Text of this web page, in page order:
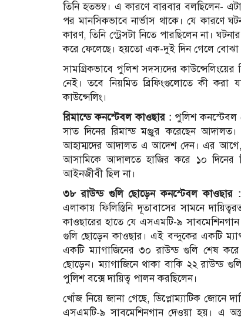
তিনি হতভম্ব। এ কারণে বারবার বলছিলেন-
পর মানসিকভাবে নার্ভাস থাকে। যে কারণে
কারণ, তিনি স্ট্রেসটা নিতে পারছিলেন না।
করে ফেলেছে। হয়তো এক-দুই দিন গেলে বোঝা
সামগ্রিকভাবে পুলিশ সদস্যদের কাউন্সেলিংয়ের
নেই। তবে নিয়মিত ব্রিফিংগুলোতে কী
কাউন্সেলিং।
রিমান্ডে কনস্টেবল কাওছার : পুলিশ কনস্টেবল
সাত দিনের রিমান্ড মঞ্জুর করেছেন আদালত।
আহাম্মদের আদালত এ আদেশ দেন। এর আগে,
আসামিকে আদালতে হাজির করে ১০
আইনজীবী ছিল না।
৩৮ রাউন্ড গুলি ছোড়েন কনস্টেবল কাওছার :
এলাকায় ফিলিস্তিনি দূতাবাসের সামনে
কাওছারের হাতে যে এসএমটি-৯
গুলি ছোড়েন কাওছার। এই বন্দুকের একটি
একটি ম্যাগাজিনের ৩০ রাউন্ড গুলি শেষ
ছোড়েন। ম্যাগাজিনে থাকা বাকি ২২ রাউন্ড
পুলিশ বক্সে দায়িত্ব পালন করছিলেন।
খোঁজ নিয়ে জানা গেছে, ডিপ্লোম্যাটিক জোনে
এসএমটি-৯ সাবমেশিনগান দেওয়া হয়। এ